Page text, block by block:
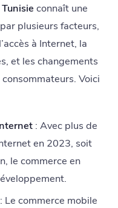
connaît une
plusieurs facteurs,
à Internet, la
et les changements
Voici
: Avec plus de
en 2023, soit
le commerce en
Le commerce mobile